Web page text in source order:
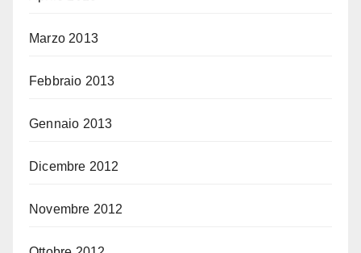
Marzo 2013
Febbraio 2013
Gennaio 2013
Dicembre 2012
Novembre 2012